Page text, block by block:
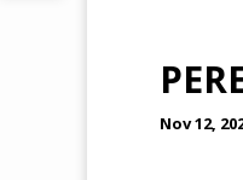
Nov 12,